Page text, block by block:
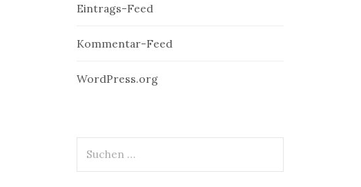
Eintrags-Feed
Kommentar-Feed
WordPress.org
nach: